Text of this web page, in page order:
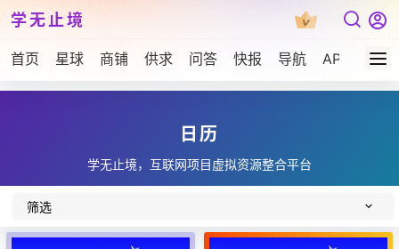
学无止境
首页 星球 商铺 供求 问答 快报 导航 APP下载
日历
学无止境，互联网项目虚拟资源整合平台
筛选